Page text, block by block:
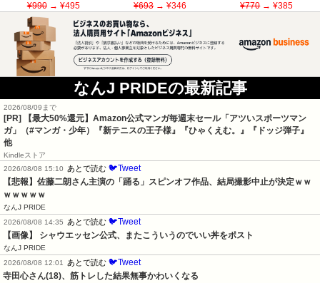
¥990→ ¥495 ¥693→ ¥346 ¥770→ ¥385
なんJ PRIDEの最新記事
2026/08/09まで
[PR]
【最大50%還元】Amazon公式マンガ毎週末セール「アツいスポーツマン
ガ」（#マンガ・少年）『新テニスの王子様』『ひゃくえむ。』『ドッジ弾子』
他
Kindleストア
2026/08/08 15:10
あとで読む 🐦Tweet
【悲報】佐藤二朗さん主演の「踊る」スピンオフ作品、結局撮影中止が決定ｗｗ
ｗｗｗｗｗ
なんJ PRIDE
2026/08/08 14:35
あとで読む 🐦Tweet
【画像】 シャウエッセン公式、またこういうのでいい丼をポスト
なんJ PRIDE
2026/08/08 12:01
あとで読む 🐦Tweet
寺田心さん(18)、筋トレした結果無事かわいくなる